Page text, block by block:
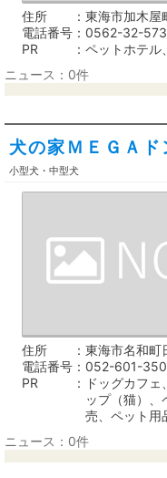
住所
東海市加木
電話番号
0562-32-
PR
ペットホテル
ニュース：0件
犬の家ＭＥＧＡ
小型犬・中型犬
住所
東海市名和町
電話番号
052-601-
PR
ドッグカフ
ップ（猫）、
売、ペット用
ニュース：0件